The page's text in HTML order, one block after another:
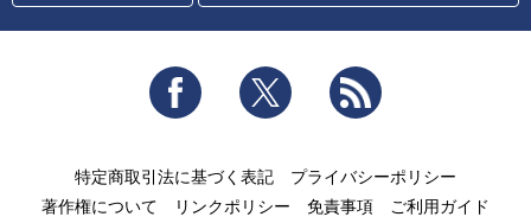
Facebook Twitter
特定商取引法に基づく表記
プライバシーポリシー
著作権について
リンクポリシー 免責事項 ご利用ガイド